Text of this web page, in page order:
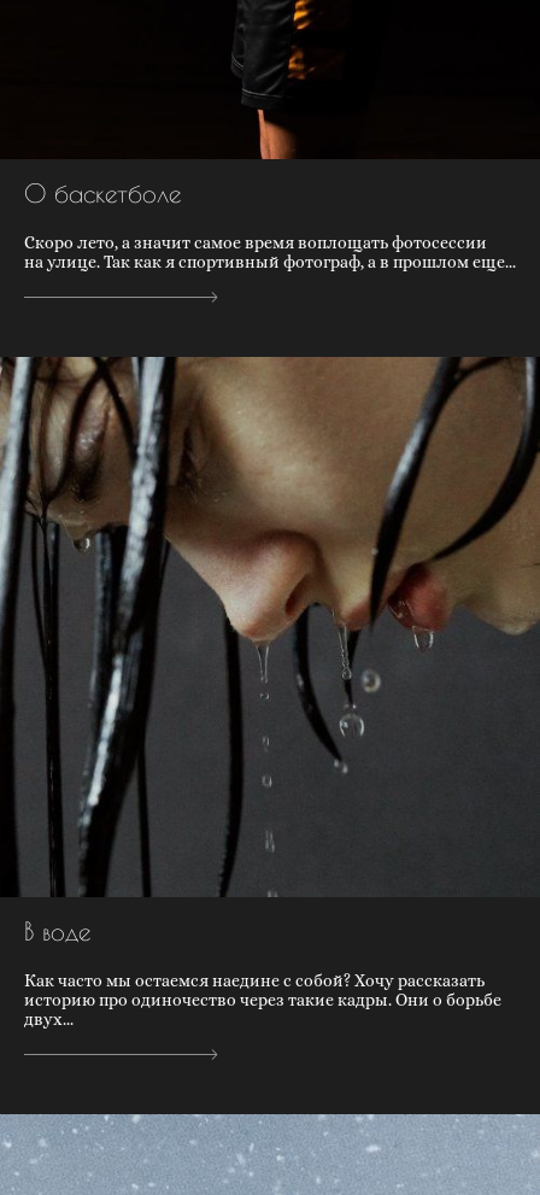
О баскетболе
Скоро лето, а значит самое время воплощать фотосессии
на улице. Так как я спортивный фотограф, а в прошлом еще...
В воде
Как часто мы остаемся наедине с собой? Хочу рассказать
историю про одиночество через такие кадры. Они о борьбе
двух...